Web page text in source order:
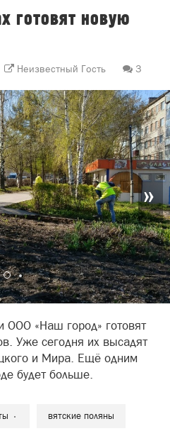
готовят новую
Неизвестный Гость 3
»
ООО «Наш город» готовят
Уже сегодня их высадят
и Мира. Ещё одним
будет больше.
вятские поляны